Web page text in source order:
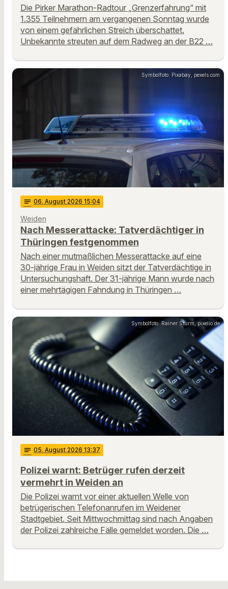
Die Pirker Marathon-Radtour „Grenzerfahrung“ mit
1.355 Teilnehmern am vergangenen Sonntag wurde
von einem gefährlichen Streich überschattet.
Unbekannte streuten auf dem Radweg an der B22 …
Symbolfoto: Pixabay, pexels.com
notes 06. August 2026 15:04
Weiden
Nach Messerattacke: Tatverdächtiger in
Thüringen festgenommen
Nach einer mutmaßlichen Messerattacke auf eine
30-jährige Frau in Weiden sitzt der Tatverdächtige in
Untersuchungshaft. Der 31-jährige Mann wurde nach
einer mehrtägigen Fahndung in Thüringen …
Symbolfoto: Rainer Sturm, pixelio.de
notes 05. August 2026 13:37
Polizei warnt: Betrüger rufen derzeit
vermehrt in Weiden an
Die Polizei warnt vor einer aktuellen Welle von
betrügerischen Telefonanrufen im Weidener
Stadtgebiet. Seit Mittwochmittag sind nach Angaben
der Polizei zahlreiche Fälle gemeldet worden. Die …